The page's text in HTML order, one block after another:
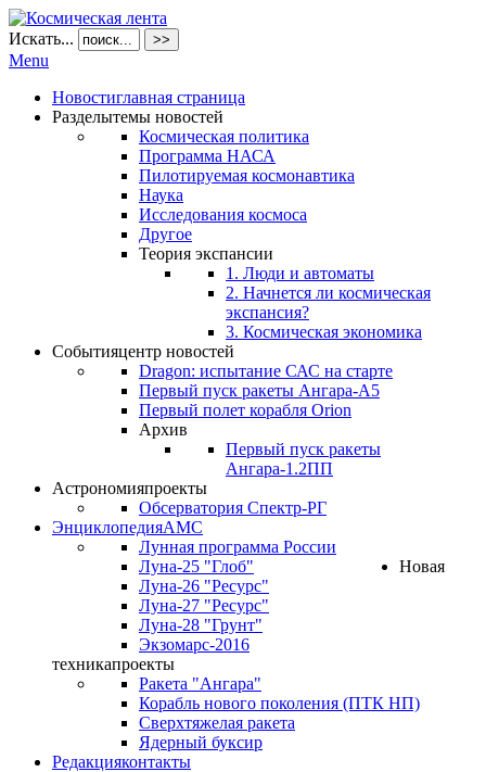
Искать... >>
Menu
Новостиглавная страница
Разделытемы новостей
Космическая политика
Программа НАСА
Пилотируемая космонавтика
Наука
Исследования космоса
Другое
Теория экспансии
1. Люди и автоматы
2. Начнется ли космическая
экспансия?
3. Космическая экономика
Событияцентр новостей
Dragon: испытание САС на старте
Первый пуск ракеты Ангара-А5
Первый полет корабля Orion
Архив
Первый пуск ракеты
Ангара-1.2ПП
Астрономияпроекты
Обсерватория Спектр-РГ
ЭнциклопедияАМС
Лунная программа России
Луна-25 "Глоб"
Луна-26 "Ресурс"
Луна-27 "Ресурс"
Луна-28 "Грунт"
Экзомарс-2016
Новая
техникапроекты
Ракета "Ангара"
Корабль нового поколения (ПТК НП)
Сверхтяжелая ракета
Ядерный буксир
Редакцияконтакты